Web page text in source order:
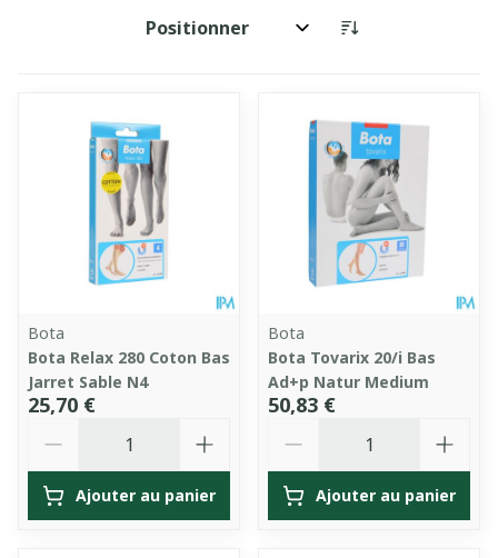
Trier par:
Bota
Bota Relax 280 Coton Bas
Jarret Sable N4
25,70 €
Ajouter au panier
Bota
Bota Tovarix 20/i Bas
Ad+p Natur Medium
50,83 €
Ajouter au panier